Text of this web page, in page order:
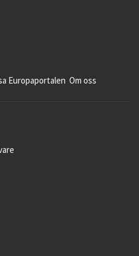
Europaportalen Om oss